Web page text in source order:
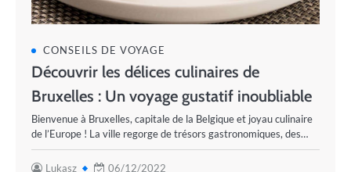
CONSEILS DE VOYAGE
Découvrir les délices culinaires de
Bruxelles : Un voyage gustatif inoubliable
Bienvenue à Bruxelles, capitale de la Belgique et joyau culinaire
de l’Europe ! La ville regorge de trésors gastronomiques, des…
Lukasz 06/12/2022